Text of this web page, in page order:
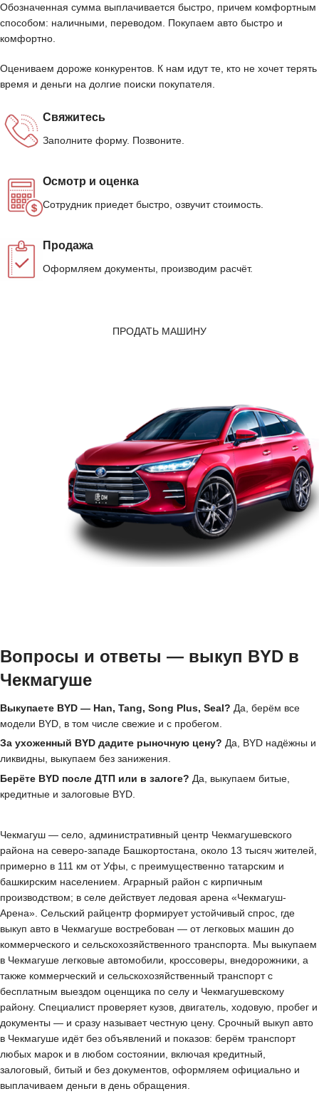
Обозначенная сумма выплачивается быстро, причем комфортным
способом: наличными, переводом. Покупаем авто быстро и
комфортно.
Оцениваем дороже конкурентов. К нам идут те, кто не хочет терять
время и деньги на долгие поиски покупателя.
Свяжитесь
Заполните форму. Позвоните.
Осмотр и оценка
Сотрудник приедет быстро, озвучит стоимость.
Продажа
Оформляем документы, производим расчёт.
ПРОДАТЬ МАШИНУ
Вопросы и ответы — выкуп BYD в
Чекмагуше
Выкупаете BYD — Han, Tang, Song Plus, Seal? Да, берём все
модели BYD, в том числе свежие и с пробегом.
За ухоженный BYD дадите рыночную цену? Да, BYD надёжны и
ликвидны, выкупаем без занижения.
Берёте BYD после ДТП или в залоге? Да, выкупаем битые,
кредитные и залоговые BYD.
Чекмагуш — село, административный центр Чекмагушевского
района на северо-западе Башкортостана, около 13 тысяч жителей,
примерно в 111 км от Уфы, с преимущественно татарским и
башкирским населением. Аграрный район с кирпичным
производством; в селе действует ледовая арена «Чекмагуш-
Арена». Сельский райцентр формирует устойчивый спрос, где
выкуп авто в Чекмагуше востребован — от легковых машин до
коммерческого и сельскохозяйственного транспорта. Мы выкупаем
в Чекмагуше легковые автомобили, кроссоверы, внедорожники, а
также коммерческий и сельскохозяйственный транспорт с
бесплатным выездом оценщика по селу и Чекмагушевскому
району. Специалист проверяет кузов, двигатель, ходовую, пробег и
документы — и сразу называет честную цену. Срочный выкуп авто
в Чекмагуше идёт без объявлений и показов: берём транспорт
любых марок и в любом состоянии, включая кредитный,
залоговый, битый и без документов, оформляем официально и
выплачиваем деньги в день обращения.